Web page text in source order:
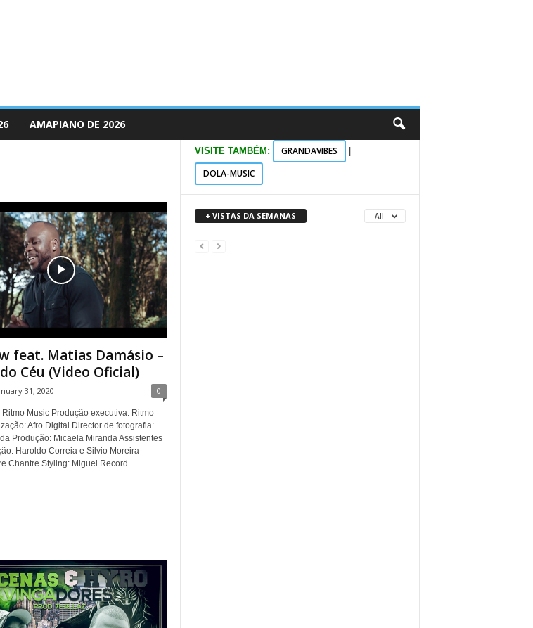
AMAPIANO DE 2026
feat. Matias Damásio –
Céu (Video Oficial)
31, 2020 0
Music Produção executiva: Ritmo
Afro Digital Director de fotografia:
Produção: Micaela Miranda Assistentes
Haroldo Correia e Silvio Moreira
Chantre Styling: Miguel Record...
VISITE TAMBÉM: GRANDAVIBES
DOLA-MUSIC
+ VISTAS DA SEMANAS All